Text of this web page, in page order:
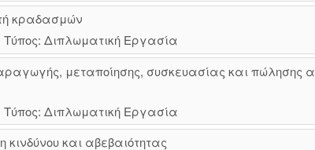
κραδασμών
Τύπος: Διπλωματική Εργασία
μεταποίησης, συσκευασίας και πώλησης
Τύπος: Διπλωματική Εργασία
και αβεβαιότητας